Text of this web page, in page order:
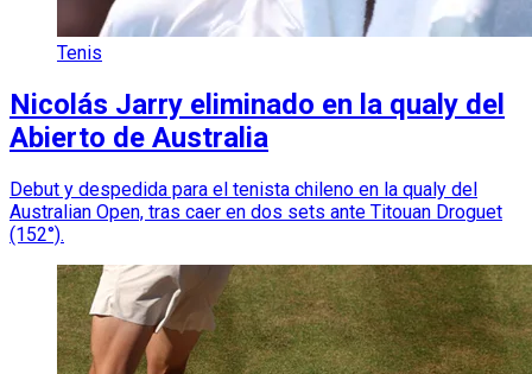
Tenis
Nicolás Jarry eliminado en la qualy del
Abierto de Australia
Debut y despedida para el tenista chileno en la qualy del
Australian Open, tras caer en dos sets ante Titouan Droguet
(152°).